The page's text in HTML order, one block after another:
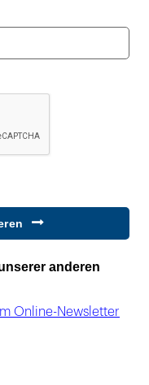
anderen
Online-Newsletter